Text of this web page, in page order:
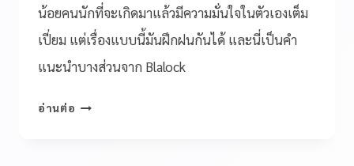
น้อยคนนักที่จะเกิดมาแล้วมีความมั่นใจในตัวเองเต็ม
เปี่ยม แต่เรื่องแบบนี้มันฝึกฝนกันได้ และนี่เป็นคำ
แนะนำบางส่วนจาก Blalock
อ่านต่อ